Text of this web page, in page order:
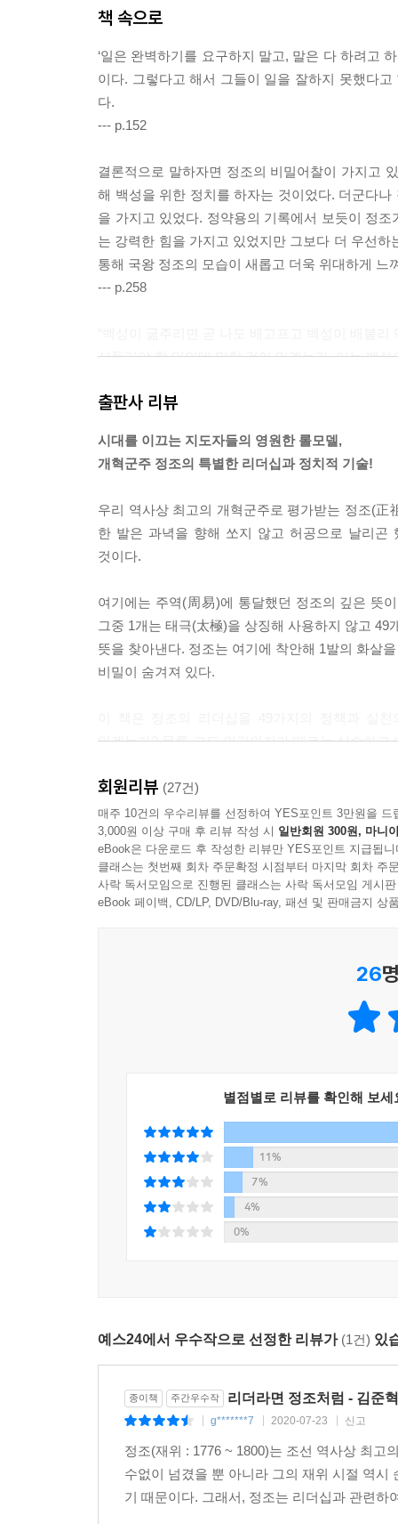
47 무예를 발전시켜 국방력을 강화하다 334
49 진경문화로 새로운 문화시대를 열다 350
에필로그 357
책 속으로
‘일은 완벽하기를 요구하지 말고, 말은 다 하려고
이다. 그렇다고 해서 그들이 일을 잘하지 못했다
다.
--- p.152
결론적으로 말하자면 정조의 비밀어찰이 가지고
해 백성을 위한 정치를 하자는 것이었다. 더군다
을 가지고 있었다. 정약용의 기록에서 보듯이 정
는 강력한 힘을 가지고 있었지만 그보다 더 우선
통해 국왕 정조의 모습이 새롭고 더욱 위대하게 느
--- p.258
서둘러야 할 일인데 말할 것이 있겠는가. 이는 백
왕 스스로 경계를 했다. 정조는 군주민수와 연계
삼기도 했다. 그것이 바로‘만천명월주인옹(萬川明
동서고금을 막론하고 기득권층들은 자신들만 문
똑똑해져야 국가가 발전할 수 있다고 확신한 것
--- p.333
출판사 리뷰
시대를 이끄는 지도자들의 영원한 롤모델,
개혁군주 정조의 특별한 리더십과 정치적 기술!
우리 역사상 최고의 개혁군주로 평가받는 정조(
한 발은 과녁을 향해 쏘지 않고 허공으로 날리
것이다.
여기에는 주역(周易)에 통달했던 정조의 깊은 뜻
그중 1개는 태극(太極)을 상징해 사용하지 않고
뜻을 찾아낸다. 정조는 여기에 착안해 1발의 화살
비밀이 숨겨져 있다.
있겠는가? 물론 그도 인간인지라 때로는 실수하
반드시 이 책을 읽어보기를 바란다.
조선 후기의 개혁군주 정조의 드라마틱한 삶과 특
오늘날 우리는 융복합 시대에 살고 있다. 다양한
측면에서 보면 본격적으로 다가올 융복합의 시
죽음 이후 자신에 대한 반대 세력들의 온
문재인 후보는 자신이 대통령이 된다면 정조의
개혁정책을 계승하는 것이라 해도 과언이 아니다
행사에서 한 말은 정조가 마지막 화살 한 발을 명
힘이 강한 법이다.”
연결되도록 강조했고, 윗사람은 덜 가져도 아랫
사람들, 그리고 이익을 얻었을 때 함께한 이들에
정조는 소통을 중요시했고, 군신공치(君臣共治)
군주로서 엄청난 양의 정무를 소화하면서도 학문
또한 불교와 도교, 그리고 서학(西學)을 이단으로
회원리뷰 (27건)
매주 10건의 우수리뷰를 선정하여 YES포인트 3만원을 드
3,000원 이상 구매 후 리뷰 작성 시 일반회원 300원, 마니
eBook은 다운로드 후 작성한 리뷰만 YES포인트 지급됩니
클래스는 첫번째 회차 주문확정 시점부터 마지막 회차 주
사락 독서모임으로 진행된 클래스는 사락 독서모임 게시
eBook 페이백, CD/LP, DVD/Blu-ray, 패션 및 판매금지 상
26
별점별로 리뷰를 확인해 보세
11%
7%
4%
0%
예스24에서 우수작으로 선정한 리뷰가 (1건) 있
종이책 주간우수작 리더라면 정조처럼 - 김준혁
g*******7 2020-07-23 신고
정조(재위 : 1776 ~ 1800)는 조선 역사상 최고
수없이 넘겼을 뿐 아니라 그의 재위 시절 역
기 때문이다. 그래서, 정조는 리더십과 관련